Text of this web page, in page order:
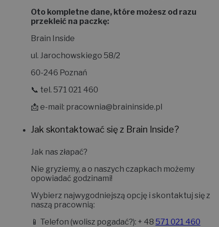
Oto kompletne dane, które możesz od razu
przekleić na paczkę:
Brain Inside
ul. Jarochowskiego 58/2
60-246 Poznań
📞 tel. 571 021 460
📩 e-mail: pracownia@braininside.pl
Jak skontaktować się z Brain Inside?
Jak nas złapać?
Nie gryziemy, a o naszych czapkach możemy
opowiadać godzinami!
Wybierz najwygodniejszą opcję i skontaktuj się z
naszą pracownią:
📱 Telefon (wolisz pogadać?): + 48 571 021 460